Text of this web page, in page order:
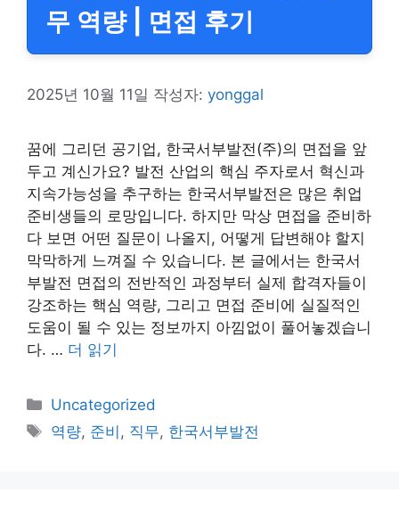
무 역량 | 면접 후기
2025년 10월 11일 작성자: yonggal
꿈에 그리던 공기업, 한국서부발전(주)의 면접을 앞
두고 계신가요? 발전 산업의 핵심 주자로서 혁신과
지속가능성을 추구하는 한국서부발전은 많은 취업
준비생들의 로망입니다. 하지만 막상 면접을 준비하
다 보면 어떤 질문이 나올지, 어떻게 답변해야 할지
막막하게 느껴질 수 있습니다. 본 글에서는 한국서
부발전 면접의 전반적인 과정부터 실제 합격자들이
강조하는 핵심 역량, 그리고 면접 준비에 실질적인
도움이 될 수 있는 정보까지 아낌없이 풀어놓겠습니
다. … 더 읽기
카
테
고
Uncategorized
태
역량, 준비 , 직무, 한국서부발전